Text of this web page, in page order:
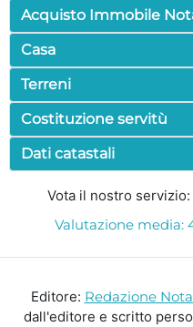
Acquisto Immobile
Casa
Terreni
Costituzione servitù
Dati catastali
Vota il nostro servizio:
Valutazione media:
Editore: Redazione
dall'editore e scritto